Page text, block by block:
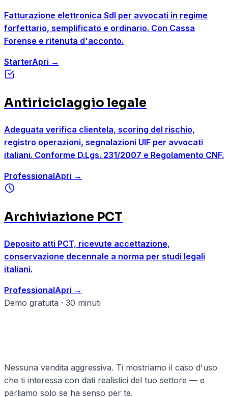
Fatturazione elettronica SdI per avvocati in regime
forfettario, semplificato e ordinario. Con Cassa
Forense e ritenuta d'acconto.
StarterApri →
Antiriciclaggio legale
Adeguata verifica clientela, scoring del rischio,
registro operazioni, segnalazioni UIF per avvocati
italiani. Conforme D.Lgs. 231/2007 e Regolamento CNF.
ProfessionalApri →
Archiviazione PCT
Deposito atti PCT, ricevute accettazione,
conservazione decennale a norma per studi legali
italiani.
ProfessionalApri →
Demo gratuita · 30 minuti
Nessuna vendita aggressiva. Ti mostriamo il caso d'uso
che ti interessa con dati realistici del tuo settore — e
parliamo solo se ha senso per te.